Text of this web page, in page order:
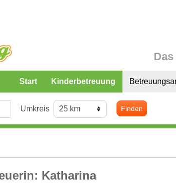
Start Kinderbetreuung
Umkreis Finden
Katharina